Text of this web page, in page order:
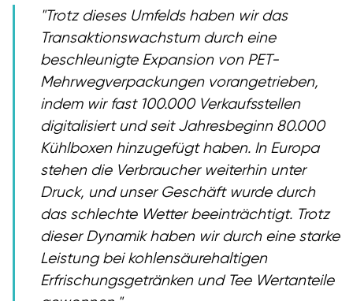
Trotz dieses Umfelds haben wir das
Transaktionswachstum durch eine
beschleunigte Expansion von PET-
Mehrwegverpackungen vorangetrieben,
indem wir fast 100.000 Verkaufsstellen
digitalisiert und seit Jahresbeginn 80.000
Kühlboxen hinzugefügt haben. In Europa
stehen die Verbraucher weiterhin unter
Druck, und unser Geschäft wurde durch
das schlechte Wetter beeinträchtigt. Trotz
dieser Dynamik haben wir durch eine starke
Leistung bei kohlensäurehaltigen
Erfrischungsgetränken und Tee Wertanteile